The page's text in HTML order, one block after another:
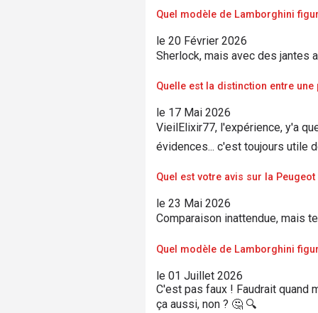
Quel modèle de Lamborghini
le 20 Février 2026
Sherlock, mais avec des jantes
Quelle est la distinction entre une
le 17 Mai 2026
VieilElixir77, l'expérience, y'a
évidences... c'est toujours utile
Quel est votre avis sur la
le 23 Mai 2026
Comparaison inattendue, mais
Quel modèle de Lamborghini
le 01 Juillet 2026
C'est pas faux ! Faudrait quand
ça aussi, non ? 🤔 🔍